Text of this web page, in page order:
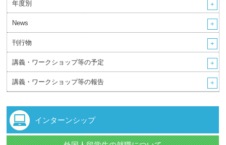
年度別
News
刊行物
講義・ワークショップ等の予定
講義・ワークショップ等の報告
インターンシップ